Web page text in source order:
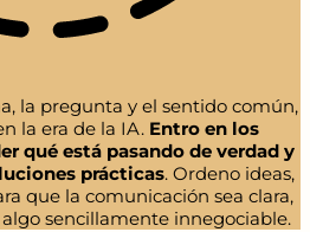
la pregunta y el sentido común,
la era de la IA. Entro en los
qué está pasando de verdad y
prácticas. Ordeno ideas,
que la comunicación sea clara,
sencillamente innegociable.